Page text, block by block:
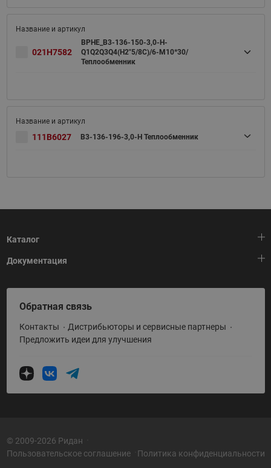
021H7582
BPHE_B3-136-150-3,0-H-
Q1Q2Q3Q4(H2"5/8C)/6-M10*30/
Теплообменник
111B6027 B3-136-196-3,0-H Теплообменник
Каталог
Тепловая автоматика
Холодильная техника
Приводная техника
Промышленная автоматика
Теплообменное оборудование
Насосное оборудование
Документация
HeatPlatform (Тепловая платформа)
Полезные программы и инструменты
Условия поставки
Обратная связь
Контакты
Дистрибьюторы и сервисные партнеры
Предложить идеи для улучшения
© 2009-2026 Ридан
Пользовательское соглашение
Политика конфиденциальности